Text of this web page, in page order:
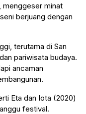
minat
berjuang dengan
terutama di San
pariwisata budaya.
ancaman
Eta dan Iota (2020)
festival.